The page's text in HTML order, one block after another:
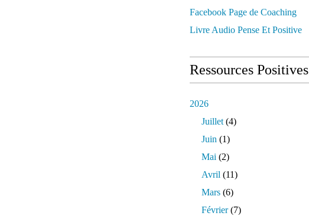
Facebook Page de Coaching
Livre Audio Pense Et Positive
Ressources Positives
2026
Juillet (4)
Juin (1)
Mai (2)
Avril (11)
Mars (6)
Février(7)